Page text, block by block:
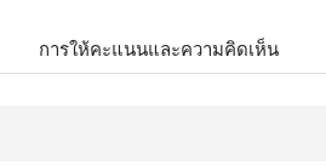
การให้คะแนนและความคิดเห็น